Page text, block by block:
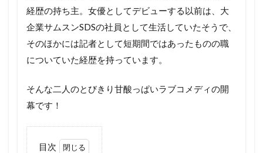
経歴の持ち主。女優としてデビューする以前は、大
企業サムスンSDSの社員として生活していたそうで、
そのほかには記者として短期間ではあったものの職
についていた経歴を持っています。
そんな二人のとびきり甘酸っぱいラブコメディの開
幕です！
目次